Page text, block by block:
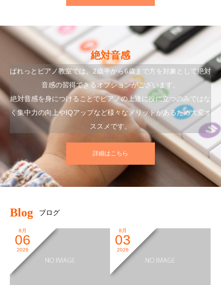
絶対音感
ぱれっとピアノ教室では、2歳半から6歳まで方を対象として絶対
音感の習得できるオプションがございます。
絶対音感を身につけることでピアノの上達に役に立つのみではな
く集中力の向上やIQアップなど様々なメリットがあるため大変オ
ススメです。
詳細はこちら
Blog ブログ
8月
06
2026
8月
03
2026